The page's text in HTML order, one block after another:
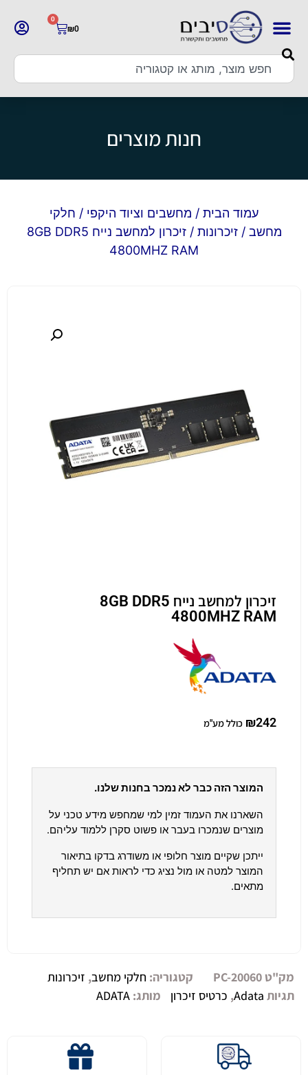
₪0
0
חנות מוצרים
עמוד הבית / מחשבים וציוד היקפי / חלקי
מחשב /זיכרונות
/ זיכרון למחשב נייח 8GB DDR5
4800MHZ RAM
זיכרון למחשב נייח 8GB DDR5
4800MHZ RAM
₪242 כולל מע"מ
המוצר הזה כבר לא נמכר בחנות שלנו.
השארנו את העמוד זמין למי שמחפש מידע טכני על
מוצרים שנמכרו בעבר או פשוט סקרן ללמוד עליהם.
ייתכן שקיים מוצר חלופי או משודרג בדקו בתיאור
המוצר למטה או מול נציג כדי לראות אם יש תחליף
מתאים.
מק"ט PC-20060 קטגוריה: חלקי מחשב, זיכרונות
תגיות Adata
, כרטיס זיכרון מותג:ADATA